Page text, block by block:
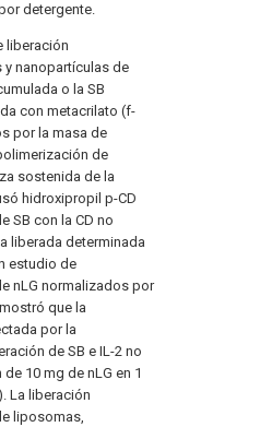
detergente.
liberación
nanopartículas de
o la SB
con metacrilato (f-
por la masa de
de
sostenida de la
hidroxipropil p-CD
SB con la CD no
liberada determinada
estudio de
nLG normalizados por
que la
por la
de SB e IL-2 no
10 mg de nLG en 1
La liberación
liposomas,